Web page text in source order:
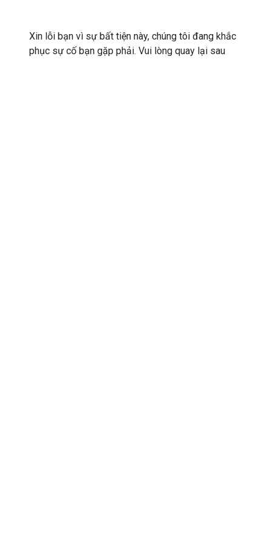
Xin lỗi bạn vì sự bất tiện này, chúng tôi đang khắc
phục sự cố bạn gặp phải. Vui lòng quay lại sau